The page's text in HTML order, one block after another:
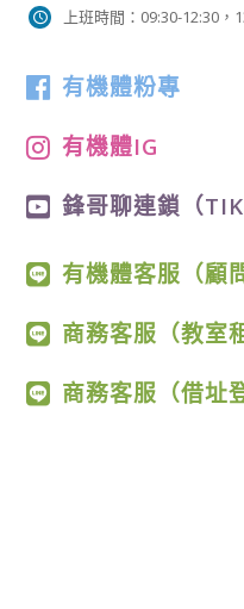
上班時間：09:30-12:30，
有機體粉專
有機體IG
鋒哥聊連鎖（
有機體客服（顧
商務客服（教室
商務客服（借址